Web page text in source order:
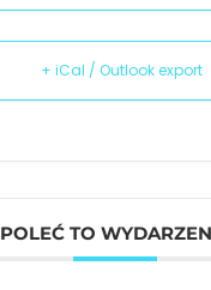
+ iCal / Outlook export
POLEĆ TO